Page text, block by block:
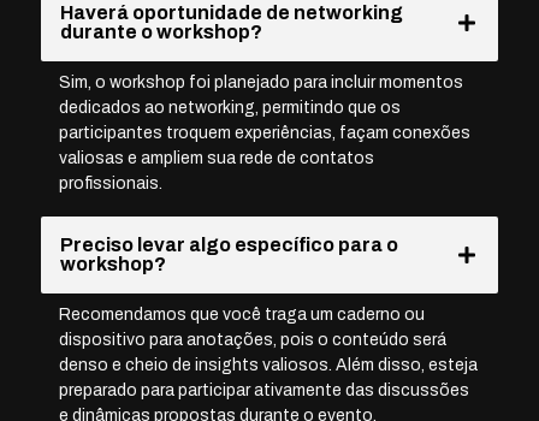
Haverá oportunidade de networking
durante o workshop?
Sim, o workshop foi planejado para incluir momentos
dedicados ao networking, permitindo que os
participantes troquem experiências, façam conexões
valiosas e ampliem sua rede de contatos
profissionais.
Preciso levar algo específico para o
workshop?
Recomendamos que você traga um caderno ou
dispositivo para anotações, pois o conteúdo será
denso e cheio de insights valiosos. Além disso, esteja
preparado para participar ativamente das discussões
e dinâmicas propostas durante o evento.